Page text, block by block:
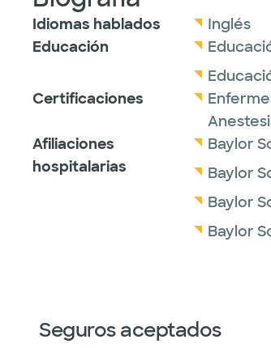
Idiomas hablados
Inglés
Educación
Certificaciones
Afiliaciones
hospitalarias
Baylor
Baylor
Baylor
Baylor
Seguros aceptados